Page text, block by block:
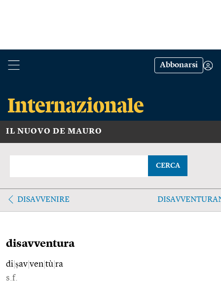
Abbonarsi
IL NUOVO DE MAURO
CERCA
DISAVVENIRE
disavventura
di ṣav ven tù ra
s.f.